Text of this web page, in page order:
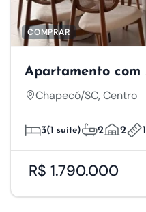
COMPRAR
Apartamento com
Chapecó/SC, Centro
3(1 suíte) 2 2
R$ 1.790.000